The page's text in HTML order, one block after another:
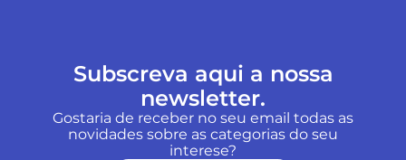
Subscreva aqui a nossa
newsletter.
Gostaria de receber no seu email todas as
novidades sobre as categorias do seu
interese?